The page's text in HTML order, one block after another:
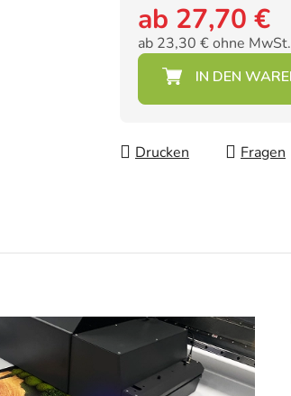
ab 27,70 €
ab 23,30 €ohne MwSt.
Verkaufspreis:
Drucken Fragen